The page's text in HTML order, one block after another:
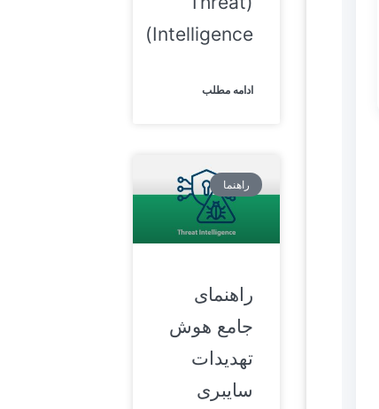
Intelligence)
ادامه مطلب
راهنما
راهنمای
جامع هوش
تهدیدات
سایبری